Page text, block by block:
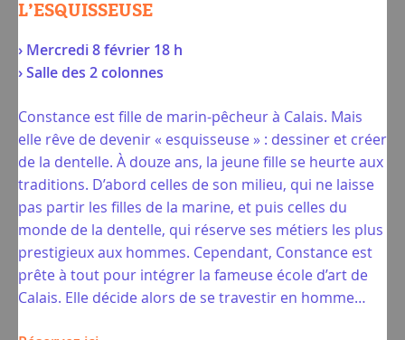
L’ESQUISSEUSE
› Mercredi 8 février 18 h
› Salle des 2 colonnes
Constance est fille de marin-pêcheur à Calais. Mais
elle rêve de devenir « esquisseuse » : dessiner et créer
de la dentelle. À douze ans, la jeune fille se heurte aux
traditions. D’abord celles de son milieu, qui ne laisse
pas partir les filles de la marine, et puis celles du
monde de la dentelle, qui réserve ses métiers les plus
prestigieux aux hommes. Cependant, Constance est
prête à tout pour intégrer la fameuse école d’art de
Calais. Elle décide alors de se travestir en homme…